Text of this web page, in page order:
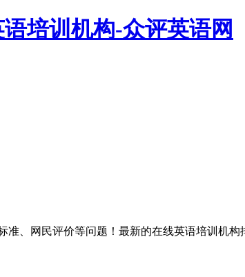
培训机构-众评英语网
、网民评价等问题！最新的在线英语培训机构